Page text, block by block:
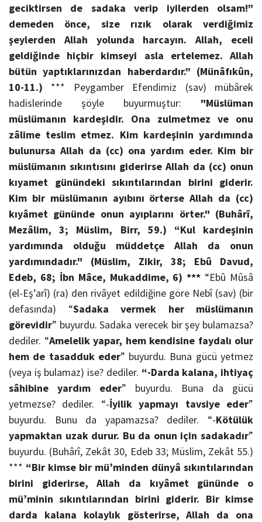
geciktirsen de sadaka verip iyilerden olsam!”
demeden önce, size rızık olarak verdiğimiz
şeylerden Allah yolunda harcayın. Allah, eceli
geldiğinde hiçbir kimseyi asla ertelemez. Allah
bütün yaptıklarınızdan haberdardır.” (Münâfıkûn,
10-11.) *** Peygamber Efendimiz (sav) mübârek
hadislerinde şöyle buyurmuştur: "Müslüman
müslümanın kardeşidir. Ona zulmetmez ve onu
zâlime teslim etmez. Kim kardeşinin yardımında
bulunursa Allah da (cc) ona yardım eder. Kim bir
müslümanın sıkıntısını giderirse Allah da (cc) onun
kıyamet günündeki sıkıntılarından birini giderir.
Kim bir müslümanın ayıbını örterse Allah da (cc)
kıyâmet gününde onun ayıplarını örter." (Buhârî,
Mezâlim, 3; Müslim, Birr, 59.)
“Kul kardeşinin
yardımında olduğu müddetçe Allah da onun
yardımındadır." (Müslim, Zikir, 38; Ebû Davud,
Edeb, 68; İbn Mâce, Mukaddime, 6) *** “Ebû Mûsâ
(el-Eş’arî) (ra) den rivâyet edildiğine göre Nebî (sav) (bir
defasında) “Sadaka vermek her müslümanın
görevidir” buyurdu. Sadaka verecek bir şey bulamazsa?
dediler. “Amelelik yapar, hem kendisine faydalı olur
hem de tasadduk eder” buyurdu. Buna gücü yetmez
(veya iş bulamaz) ise? dediler. “-Darda kalana, ihtiyaç
sâhibine yardım eder” buyurdu. Buna da gücü
yetmezse? dediler. “-İyilik yapmayı tavsiye eder”
buyurdu. Bunu da yapamazsa? dediler. “-Kötülük
yapmaktan uzak durur. Bu da onun için sadakadır”
buyurdu. (Buhârî, Zekât 30, Edeb 33; Müslim, Zekât 55.)
*** “Bir kimse bir mü’minden dünyâ sıkıntılarından
birini giderirse, Allah da kıyâmet gününde o
mü’minin sıkıntılarından birini giderir. Bir kimse
darda kalana kolaylık gösterirse, Allah da ona